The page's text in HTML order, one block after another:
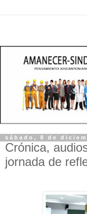
sábado, 8 de
Crónica,
jornada de